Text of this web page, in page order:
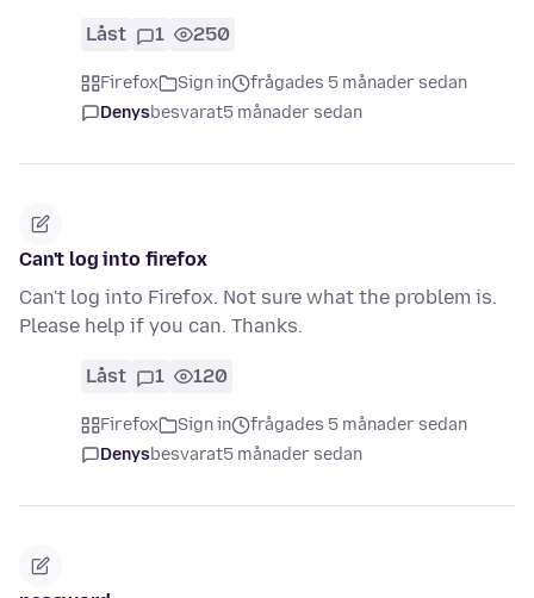
Låst 1 250
Firefox Sign in
frågades 5 månader sedan
Denysbesvarat5 månader sedan
Can't log into firefox
Can't log into Firefox. Not sure what the problem is.
Please help if you can. Thanks.
Låst 1 120
Firefox Sign in
frågades 5 månader sedan
Denysbesvarat5 månader sedan